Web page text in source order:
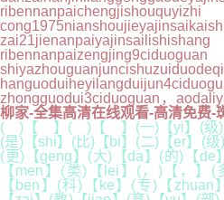
zhongguodui3ciduoguan，
柳家-全集高清在线观看-高清免费-
( )【 】( )【 】(一)【yi】(级)【
(是)【shi】(比)【bi】(二)【er】(级
(更)【geng】(大)【da】(的)【de
【men】(类)【lei】(，)【，】
【ben】(科)【ke】(专)【